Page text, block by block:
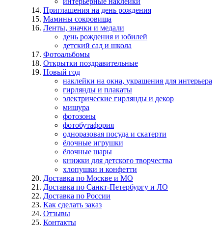
Приглашения на день рождения
Мамины сокровища
Ленты, значки и медали
день рождения и юбилей
детский сад и школа
Фотоальбомы
Открытки поздравительные
Новый год
наклейки на окна, украшения для интерьера
гирлянды и плакаты
электрические гирлянды и декор
мишура
фотозоны
фотобутафория
одноразовая посуда и скатерти
ёлочные игрушки
ёлочные шары
книжки для детского творчества
хлопушки и конфетти
Доставка по Москве и МО
Доставка по Санкт-Петербургу и ЛО
Доставка по России
Как сделать заказ
Отзывы
Контакты